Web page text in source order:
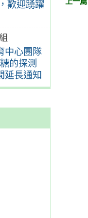
歡迎踴躍
中心團隊
的探測
延長通知